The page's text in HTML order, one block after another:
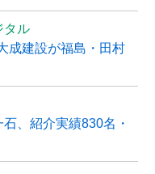
タル
成建設が福島・田村
、紹介実績830名・